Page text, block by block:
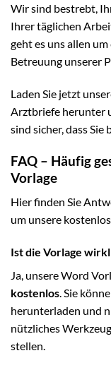
Wir sind bestrebt,
Ihrer täglichen
geht es uns allen
Betreuung unserer
Laden Sie jetzt
Arztbriefe herunter
sind sicher, dass Sie
FAQ – Häufig
Vorlage
Hier finden Sie
um unsere
Ist die Vorlage
Ja, unsere Word
kostenlos. Sie
herunterladen und
nützliches
stellen.